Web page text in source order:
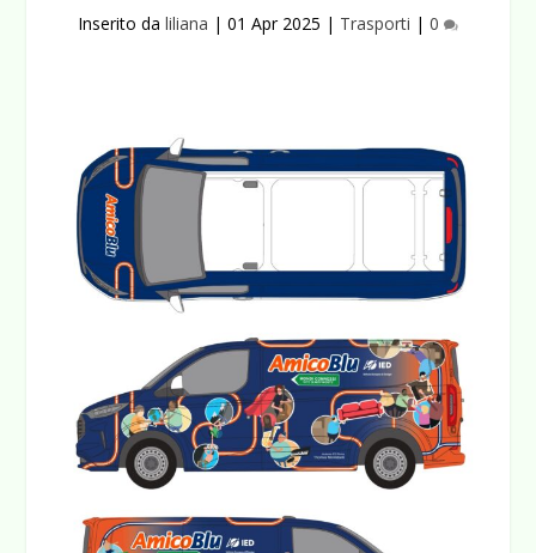
Inserito da liliana | 01 Apr 2025 | Trasporti | 0